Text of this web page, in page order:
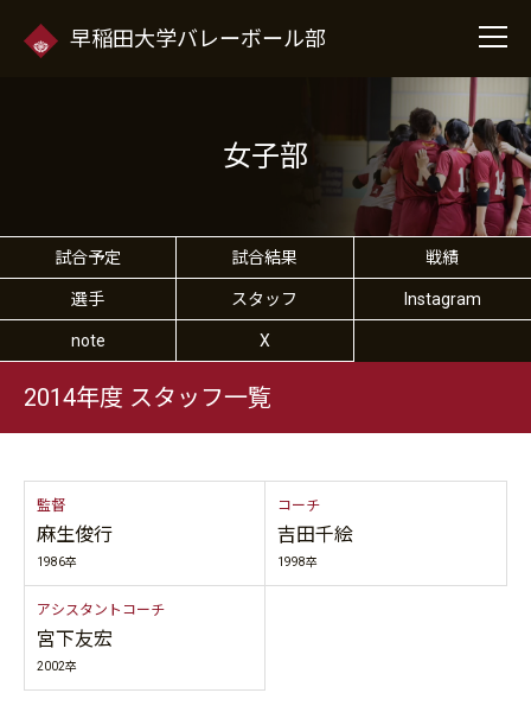
早稲田大学バレーボール部
女子部
試合予定 試合結果 戦績
選手 スタッフ Instagram
note X
2014年度 スタッフ一覧
監督
麻生俊行
1986卒
コーチ
吉田千絵
1998卒
アシスタントコーチ
宮下友宏
2002卒